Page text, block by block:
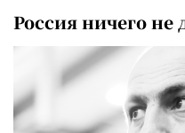
Россия ничего